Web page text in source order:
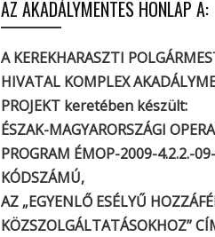
AZ AKADÁLYMENTES HONLAP A:
A KEREKHARASZTI
HIVATAL KOMPLEX
PROJEKT keretében készült:
ÉSZAK-MAGYARORSZÁGI
PROGRAM ÉMOP-2009-4.2.2.-
KÓDSZÁMÚ,
AZ „EGYENLŐ ESÉLYŰ
KÖZSZOLGÁLTATÁSOKHOZ”